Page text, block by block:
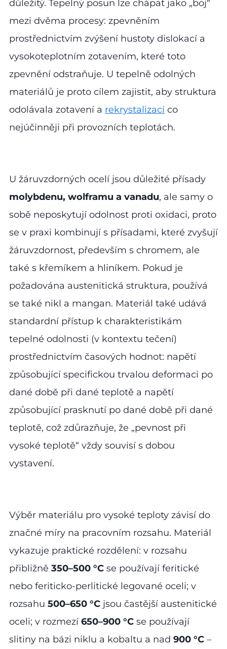
důležitý. Tepelný posun lze chápat jako „boj“
mezi dvěma procesy: zpevněním
prostřednictvím zvýšení hustoty dislokací a
vysokoteplotním zotavením, které toto
zpevnění odstraňuje. U tepelně odolných
materiálů je proto cílem zajistit, aby struktura
odolávala zotavení a rekrystalizaci co
nejúčinněji při provozních teplotách.
U žáruvzdorných ocelí jsou důležité přísady
molybdenu, wolframu a vanadu, ale samy o
sobě neposkytují odolnost proti oxidaci, proto
se v praxi kombinují s přísadami, které zvyšují
žáruvzdornost, především s chromem, ale
také s křemíkem a hliníkem. Pokud je
požadována austenitická struktura, používá
se také nikl a mangan. Materiál také udává
standardní přístup k charakteristikám
tepelné odolnosti (v kontextu tečení)
prostřednictvím časových hodnot: napětí
způsobující specifickou trvalou deformaci po
dané době při dané teplotě a napětí
způsobující prasknutí po dané době při dané
teplotě, což zdůrazňuje, že „pevnost při
vysoké teplotě“ vždy souvisí s dobou
vystavení.
Výběr materiálu pro vysoké teploty závisí do
značné míry na pracovním rozsahu. Materiál
vykazuje praktické rozdělení: v rozsahu
přibližně 350–500 °C se používají feritické
nebo feriticko-perlitické legované oceli; v
rozsahu 500–650 °C jsou častější austenitické
oceli; v rozmezí 650–900 °C se používají
slitiny na bázi niklu a kobaltu a nad 900 °C –